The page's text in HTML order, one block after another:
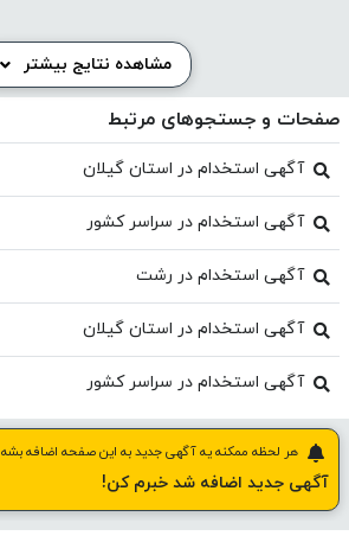
مشاهده نتایج بیشتر
صفحات و جستجوهای مرتبط
آگهی استخدام در استان گیلان
آگهی استخدام در سراسر کشور
آگهی استخدام در رشت
آگهی استخدام در استان گیلان
آگهی استخدام در سراسر کشور
هر لحظه ممکنه یه آگهی جدید به این صفحه اضافه بشه
آگهی جدید اضافه شد خبرم کن!